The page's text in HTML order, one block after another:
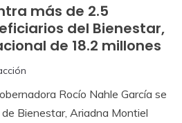
más de 2.5
del Bienestar,
de 18.2 millones
Rocío Nahle García se
Bienestar, Ariadna Montiel